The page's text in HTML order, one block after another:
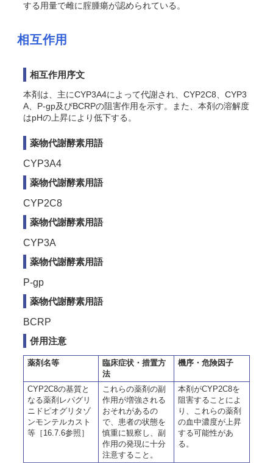
する用量で雌に腟腫瘍が認められている 。
相互作用
相互作用序文
本剤は、主にCYP3A4によって代謝され、CYP2C8 、CYP3
A、P-gp及びBCRPの阻害作用を示す。また、本剤の溶解度
はpHの上昇により低下する。
薬物代謝酵素用語
CYP3A4
薬物代謝酵素用語
CYP2C8
薬物代謝酵素用語
CYP3A
薬物代謝酵素用語
P-gp
薬物代謝酵素用語
BCRP
併用注意
薬剤名等
臨床症状・措置方
法
機序・危険因子
CYP2C8の基質と
なる薬剤レパグリ
ニドピオグリタゾ
ンモンテルカスト
等［16.7.6参照］
これらの薬剤の副
作用が増強される
おそれがあるの
で、患者の状態を
慎重に観察し、副
作用の発現に十分
注意すること。
本剤がCYP2C8を
阻害することによ
り、これらの薬剤
の血中濃度が上昇
する可能性があ
る。